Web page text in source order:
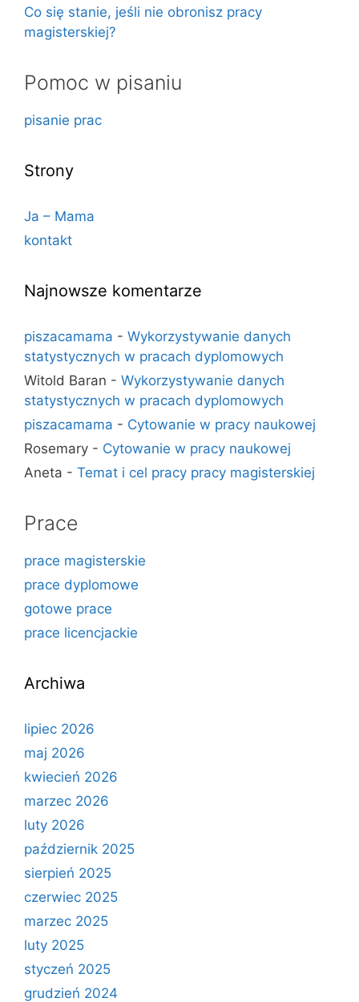
Co się stanie, jeśli nie obronisz pracy
magisterskiej?
Pomoc w pisaniu
pisanie prac
Strony
Ja – Mama
kontakt
Najnowsze komentarze
piszacamama - Wykorzystywanie danych
statystycznych w pracach dyplomowych
Witold Baran - Wykorzystywanie danych
statystycznych w pracach dyplomowych
piszacamama - Cytowanie w pracy naukowej
Rosemary - Cytowanie w pracy naukowej
Aneta - Temat i cel pracy pracy magisterskiej
Prace
prace magisterskie
prace dyplomowe
gotowe prace
prace licencjackie
Archiwa
lipiec 2026
maj 2026
kwiecień 2026
marzec 2026
luty 2026
październik 2025
sierpień 2025
czerwiec 2025
marzec 2025
luty 2025
styczeń 2025
grudzień 2024